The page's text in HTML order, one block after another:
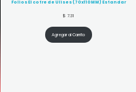
Folios El cofre de Ulises (70x110MM) Estandar
$ 7.31
Agregar al Carrito